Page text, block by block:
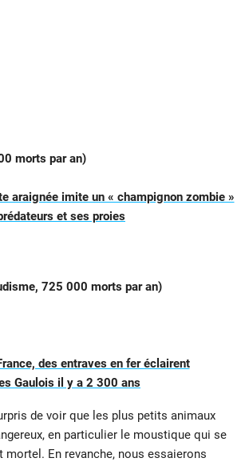
morts par an)
araignée imite un « champignon zombie »
et ses proies
725 000 morts par an)
des entraves en fer éclairent
Gaulois il y a 2 300 ans
de voir que les plus petits animaux
en particulier le moustique qui se
mortel. En revanche, nous essaierons